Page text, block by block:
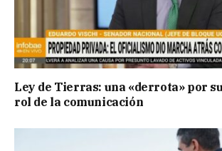
Ley de Tierras: una «derrota» por
rol de la comunicación